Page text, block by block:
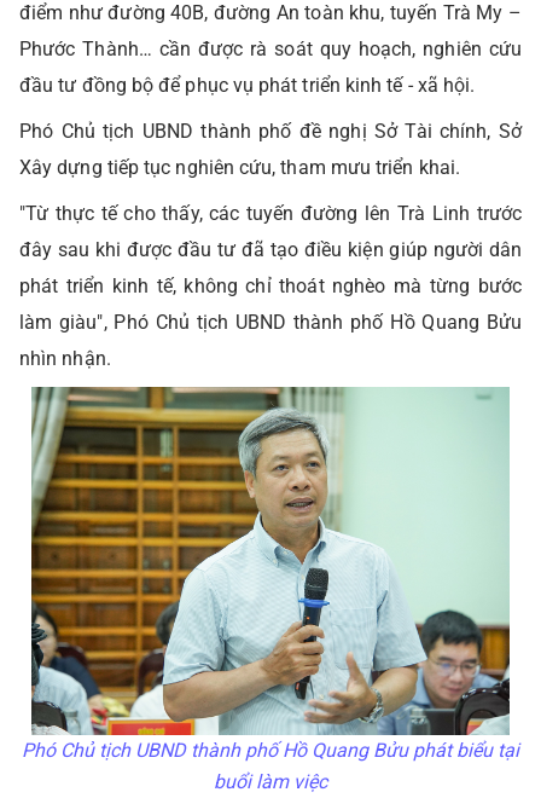
điểm như đường 40B, đường An toàn khu, tuyến Trà My –
Phước Thành… cần được rà soát quy hoạch, nghiên cứu
đầu tư đồng bộ để phục vụ phát triển kinh tế - xã hội.
Phó Chủ tịch UBND thành phố đề nghị Sở Tài chính, Sở
Xây dựng tiếp tục nghiên cứu, tham mưu triển khai.
"Từ thực tế cho thấy, các tuyến đường lên Trà Linh trước
đây sau khi được đầu tư đã tạo điều kiện giúp người dân
phát triển kinh tế, không chỉ thoát nghèo mà từng bước
làm giàu", Phó Chủ tịch UBND thành phố Hồ Quang Bửu
nhìn nhận.
Phó Chủ tịch UBND thành phố Hồ Quang Bửu phát biểu tại
buổi làm việc